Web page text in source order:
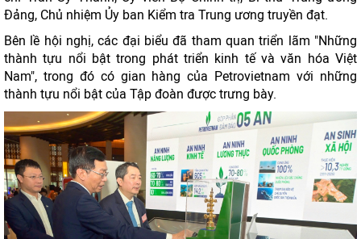
Đảng, Chủ nhiệm Ủy ban Kiểm tra Trung ương truyền đạt.
Bên lề hội nghị, các đại biểu đã tham quan triển lãm "Những
thành tựu nổi bật trong phát triển kinh tế và văn hóa Việt
Nam", trong đó có gian hàng của Petrovietnam với những
thành tựu nổi bật của Tập đoàn được trưng bày.